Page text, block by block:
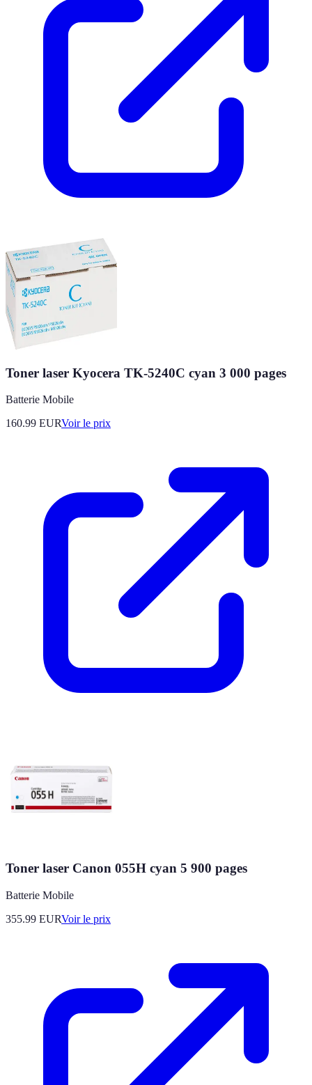
Toner laser Kyocera TK-5240C cyan 3 000 pages
Batterie Mobile
160.99 EURVoir le prix
Toner laser Canon 055H cyan 5 900 pages
Batterie Mobile
355.99 EURVoir le prix